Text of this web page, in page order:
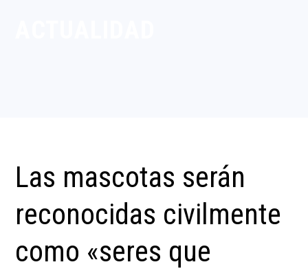
Las mascotas serán
reconocidas civilmente
como «seres que